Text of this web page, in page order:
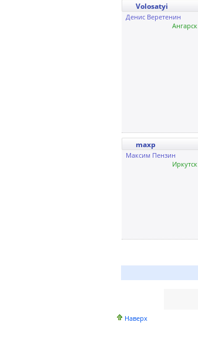
Volosatyi
Денис Веретенин
Ангарск
maxp
Максим Пензин
Иркутск
Наверх